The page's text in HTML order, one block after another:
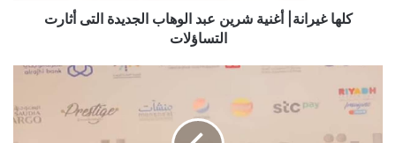
التساؤلاتكلها غيرانة| أغنية شرين عبد الوهاب الجديدة التى أثارت
التساؤلات
وحليب